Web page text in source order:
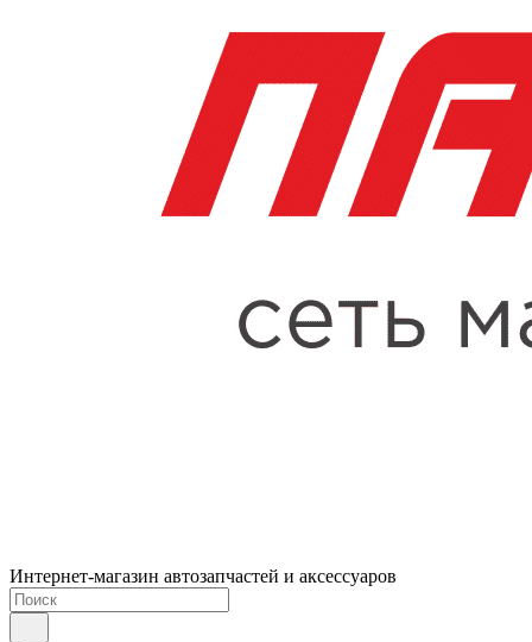
Интернет-магазин автозапчастей и аксессуаров